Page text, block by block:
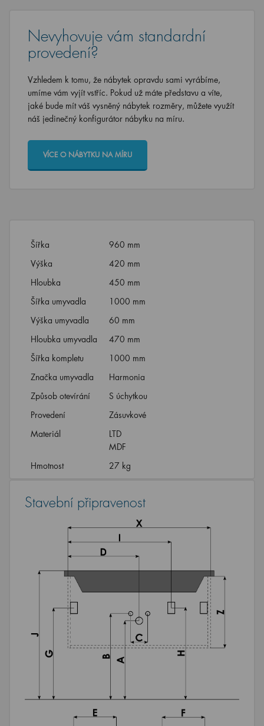
Nevyhovuje vám standardní
provedení?
Vzhledem k tomu, že nábytek opravdu sami vyrábíme,
umíme vám vyjít vstříc. Pokud už máte představu a víte,
jaké bude mít váš vysněný nábytek rozměry, můžete využít
náš jedinečný konfigurátor nábytku na míru.
VÍCE O NÁBYTKU NA MÍRU
Šířka
960 mm
Výška
420 mm
Hloubka
450 mm
Šířka umyvadla
1000 mm
Výška umyvadla
60 mm
Hloubka umyvadla
470 mm
Šířka kompletu
1000 mm
Značka umyvadla
Harmonia
Způsob otevírání
S úchytkou
Provedení
Zásuvkové
Materiál
LTD
MDF
Hmotnost
27 kg
Stavební připravenost